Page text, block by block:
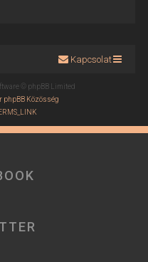
Kapcsolat
© phpBB Limited
phpBB Közösség